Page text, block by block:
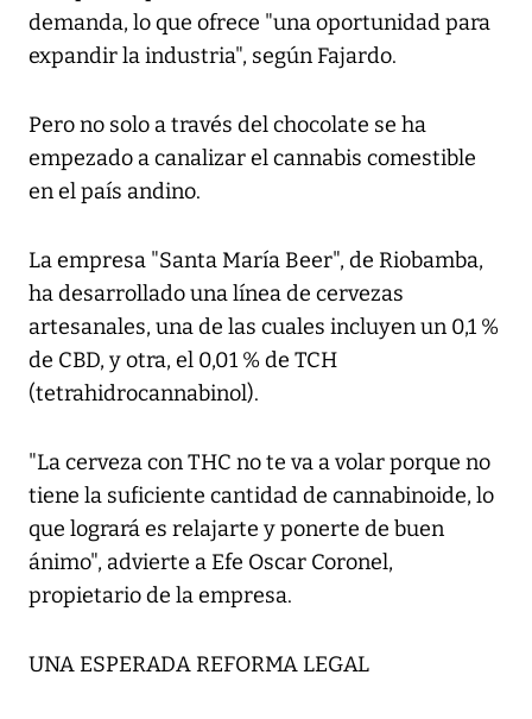
demanda, lo que ofrece "una oportunidad para
expandir la industria", según Fajardo.
Pero no solo a través del chocolate se ha
empezado a canalizar el cannabis comestible
en el país andino.
La empresa "Santa María Beer", de Riobamba,
ha desarrollado una línea de cervezas
artesanales, una de las cuales incluyen un 0,1 %
de CBD, y otra, el 0,01 % de TCH
(tetrahidrocannabinol).
"La cerveza con THC no te va a volar porque no
tiene la suficiente cantidad de cannabinoide, lo
que logrará es relajarte y ponerte de buen
ánimo", advierte a Efe Oscar Coronel,
propietario de la empresa.
UNA ESPERADA REFORMA LEGAL